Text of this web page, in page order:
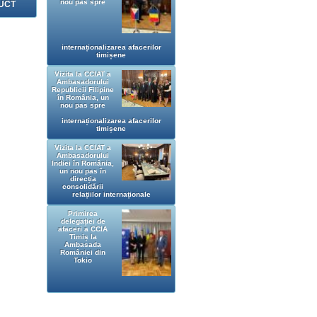
nou pas spre
internaționalizarea afacerilor
timișene
Vizita la CCIAT a
Ambasadorului
Republicii Filipine
în România, un
nou pas spre
internaționalizarea afacerilor
timișene
Vizita la CCIAT a
Ambasadorului
Indiei în România,
un nou pas în
direcția
consolidării
relațiilor internaționale
Primirea
delegației de
afaceri a CCIA
Timiș la
Ambasada
României din
Tokio